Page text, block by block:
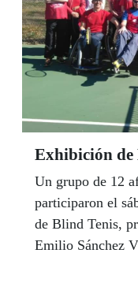
Exhibición de
Un grupo de 12
participaron el
de Blind Tenis,
Emilio Sánchez